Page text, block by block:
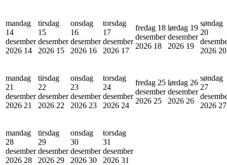
mandag
14
desember
2026 14
tirsdag
15
desember
2026 15
onsdag
16
desember
2026 16
torsdag
17
desember
2026 17
fredag 18
desember
2026 18
lørdag 19
desember
2026 19
søndag
20
2026 20
mandag
21
desember
2026 21
tirsdag
22
desember
2026 22
onsdag
23
desember
2026 23
torsdag
24
desember
2026 24
fredag 25
desember
2026 25
lørdag 26
desember
2026 26
søndag
27
2026 27
mandag
28
desember
2026 28
tirsdag
29
desember
2026 29
onsdag
30
desember
2026 30
torsdag
31
desember
2026 31